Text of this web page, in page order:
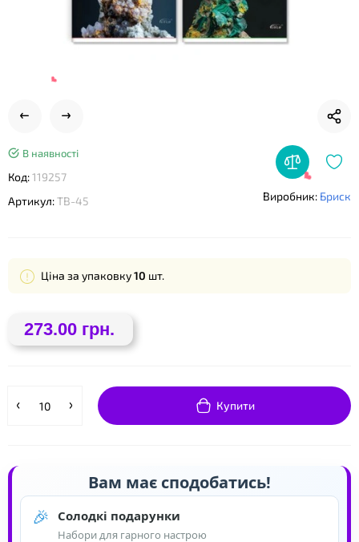
В наявності
Код:119257
Артикул:ТВ-45 Виробник: Бриск
Ціна за упаковку10 шт.
273.00 грн.
Купити
Вам має сподобатись!
🎉 Солодкі подарунки
Набори для гарного настрою
❤